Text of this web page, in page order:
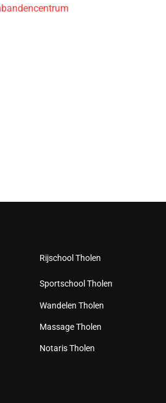
Rijschool Tholen
Sportschool Tholen
Wandelen Tholen
Massage Tholen
Notaris Tholen